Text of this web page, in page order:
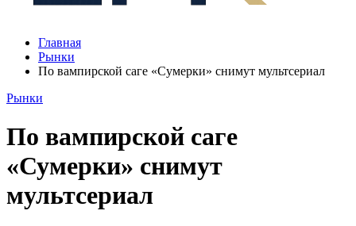
Главная
Рынки
По вампирской саге «Сумерки» снимут мультсериал
Рынки
По вампирской саге
«Сумерки» снимут
мультсериал